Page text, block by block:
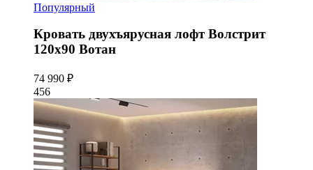
Популярный
Кровать двухъярусная лофт Волстрит
120x90 Вотан
74 990 ₽
456